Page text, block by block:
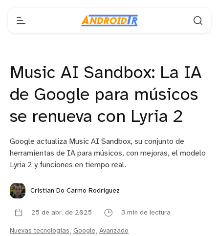
Music AI Sandbox: La IA
de Google para músicos
se renueva con Lyria 2
Google actualiza Music AI Sandbox, su conjunto de
herramientas de IA para músicos, con mejoras, el modelo
Lyria 2 y funciones en tiempo real.
Cristian Do Carmo Rodríguez
25 de abr. de 2025 3 min de lectura
Nuevas tecnologías, Google, Avanzado